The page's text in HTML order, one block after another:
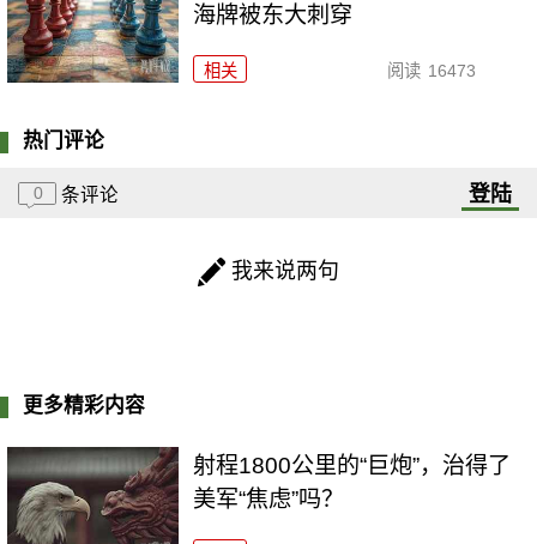
海牌被东大刺穿
相关 阅读 16473
热门评论
0 条评论 登陆
我来说两句
更多精彩内容
射程1800公里的“巨炮”，治得了
美军“焦虑”吗？